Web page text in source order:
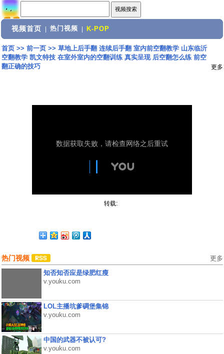
视频首页 热门视频 K-POP
首页>> 前一页>> 草地上后手翻 连续后手翻 室内前空翻教学 山东临沂
空翻教学 凯文特技 在室外室内的空翻训练 真实呈现 后空翻怎么练 前空
翻正确的技巧
更多
转载:
热门视频 更多
知否知否应是绿肥红瘦
v.youku.com
LOL主播坑爹碉堡集锦
v.youku.com
中国的武器不被认可?
v.youku.com